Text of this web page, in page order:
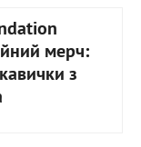
мерч:
з